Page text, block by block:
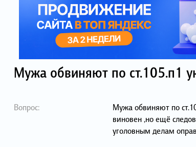
Мужа обвиняют по ст.105.п1
Вопрос:
Мужа обвиняют по
виновен ,но ещё
уголовным делам